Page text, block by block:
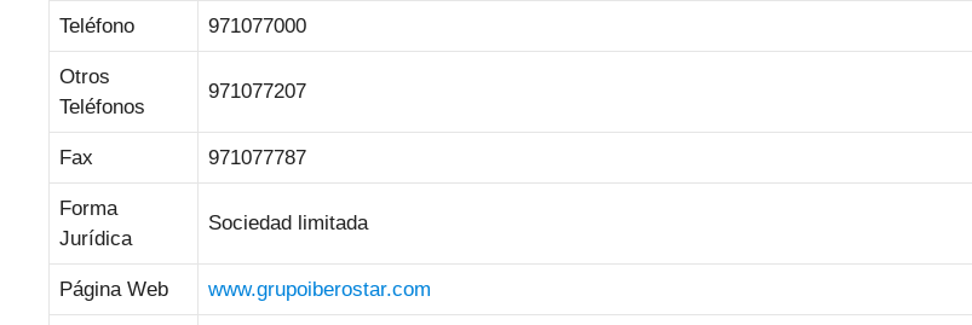
Teléfono 971077000
Otros
Teléfonos
971077207
Fax 971077787
Forma
Jurídica
Sociedad limitada
Página Web www.grupoiberostar.com